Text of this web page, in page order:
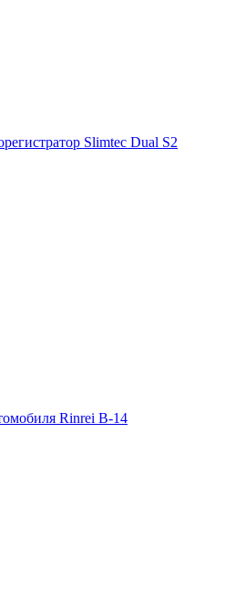
Slimtec Dual S2
Rinrei B-14